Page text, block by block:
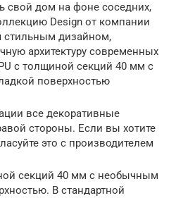
свой дом на фоне соседних,
Design от компании
стильным дизайном,
архитектуру современных
с толщиной секций 40 мм с
поверхностью
все декоративные
стороны. Если вы хотите
это с производителем
секций 40 мм с необычным
В стандартной